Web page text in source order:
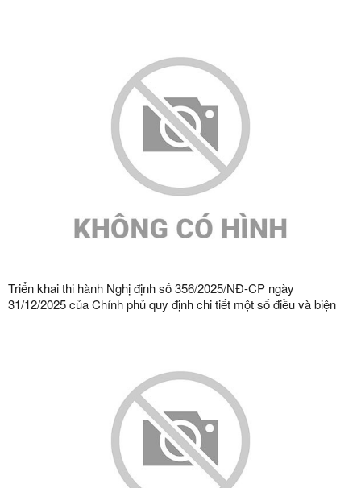
Triển khai thi hành Nghị định số 356/2025/NĐ-CP ngày
31/12/2025 của Chính phủ quy định chi tiết một số điều và biện